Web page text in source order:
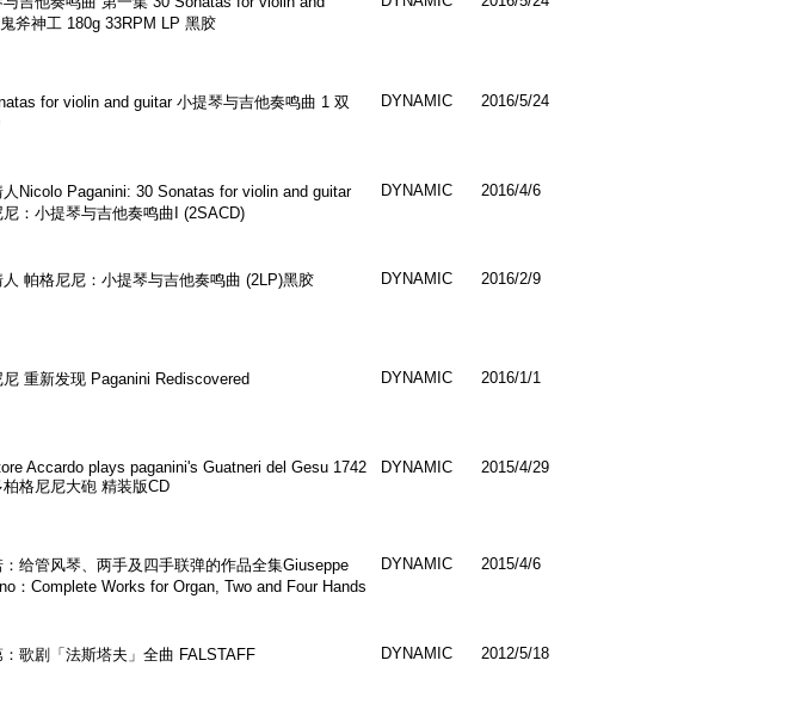
斧神工 180g 33RPM LP 黑胶
for violin and guitar 小提琴与吉他奏鸣曲 1 双
DYNAMIC 2016/5/24
人Nicolo Paganini: 30 Sonatas for violin and guitar
：小提琴与吉他奏鸣曲I (2SACD)
DYNAMIC 2016/4/6
人 帕格尼尼：小提琴与吉他奏鸣曲 (2LP)黑胶 DYNAMIC 2016/2/9
重新发现 Paganini Rediscovered DYNAMIC 2016/1/1
Accardo plays paganini's Guatneri del Gesu 1742
柏格尼尼大砲 精装版CD
DYNAMIC 2015/4/29
给管风琴、两手及四手联弹的作品全集Giuseppe
：Complete Works for Organ, Two and Four Hands
DYNAMIC 2015/4/6
：歌剧「法斯塔夫」全曲 FALSTAFF DYNAMIC 2012/5/18